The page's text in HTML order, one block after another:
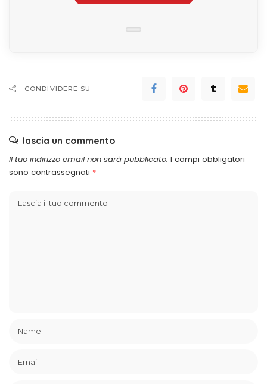
CONDIVIDERE SU
lascia un commento
Il tuo indirizzo email non sarà pubblicato. I campi obbligatori
sono contrassegnati *